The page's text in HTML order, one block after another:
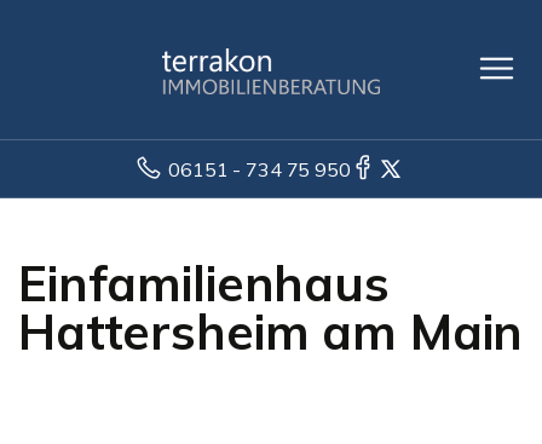
06151 - 734 75 950
Einfamilienhaus
Hattersheim am Main